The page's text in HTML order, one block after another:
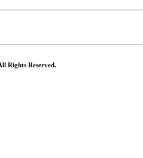
Rights Reserved.